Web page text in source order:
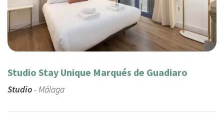
Studio Stay Unique Marqués de Guadiaro
Studio- Málaga